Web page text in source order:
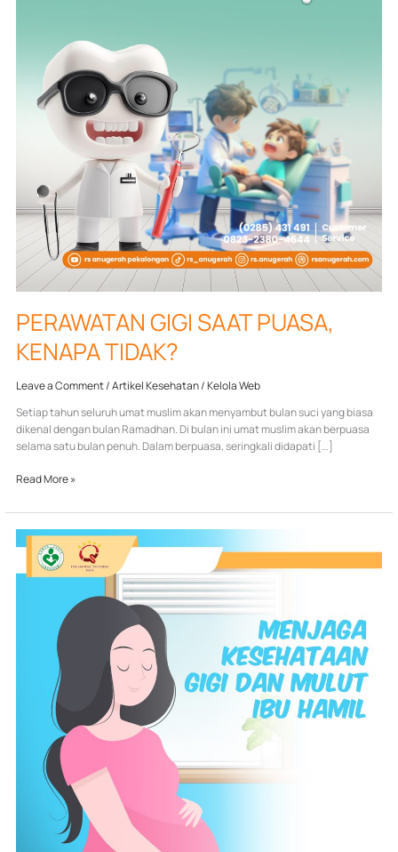
PERAWATAN GIGI SAAT PUASA,
KENAPA TIDAK?
Leave a Comment/Artikel Kesehatan/Kelola Web
Setiap tahun seluruh umat muslim akan menyambut bulan suci yang biasa
dikenal dengan bulan Ramadhan. Di bulan ini umat muslim akan berpuasa
selama satu bulan penuh. Dalam berpuasa, seringkali didapati […]
Read More »
TIPS
MENJAGA
KESEHATAN